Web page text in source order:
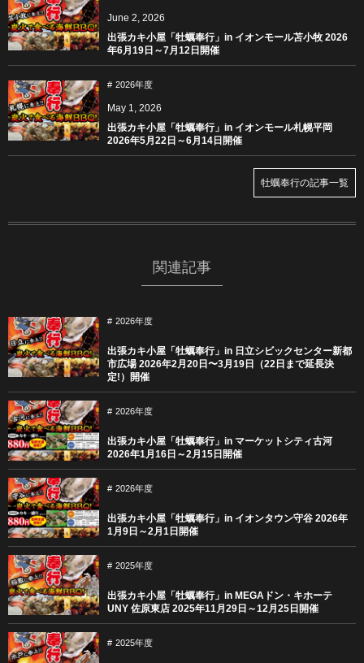
June 2, 2026
出張カキ小屋「牡蠣奉行」in イオンモール苫小牧 2026
年6月19日～7月12日開催
2026年度
May 1, 2026
出張カキ小屋「牡蠣奉行」in イオンモール札幌平岡
2026年5月22日～6月14日開催
牡蠣奉行の記事一覧
関連記事
2026年度
出張カキ小屋「牡蠣奉行」in 日立シビックセンター新都
市広場 2026年2月20日〜3月19日（22日まで延長決
定!）開催
2026年度
出張カキ小屋「牡蠣奉行」in マーケットシティ古河
2026年1月16日～2月15日開催
2026年度
出張カキ小屋「牡蠣奉行」in イオンタウン守谷 2026年
1月9日～2月1日開催
2025年度
出張カキ小屋「牡蠣奉行」in MEGAドン・キホーテ
UNY 佐原東店 2025年11月29日～12月25日開催
2025年度